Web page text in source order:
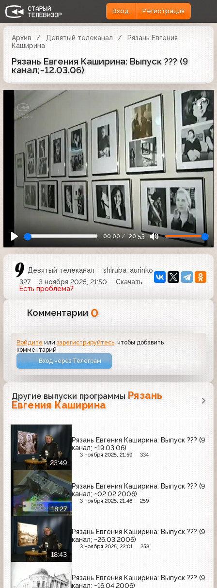
Вход Регистрация
Архив Девятый телеканал
Рязань Евгения
Каширина
Рязань Евгения Каширина: Выпуск ??? (9
канал;~12.03.06)
00:00 20:53
Девятый телеканал
shiruba_aurinko
327
3 ноября 2025, 21:50
Скачать
Есть проблема?
Комментарии 0
Войдите илизарегистрируйтесь, чтобы добавить
комментарий
Вход через Телеграм
Другие выпуски программы Рязань
Евгения Каширина
23:49
Рязань Евгения Каширина: Выпуск ??? (9
канал; ~19.03.06)
3 ноября 2025, 21:59 334
18:27
Рязань Евгения Каширина: Выпуск ??? (9
канал; ~02.02.2006)
3 ноября 2025, 21:46 259
18:43
Рязань Евгения Каширина: Выпуск ??? (9
канал; ~26.03.2006)
3 ноября 2025, 22:01 258
Рязань Евгения Каширина: Выпуск ??? (9
канал; ~16.04.2006)